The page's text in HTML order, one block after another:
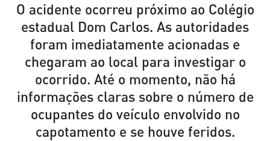
O acidente ocorreu próximo ao Colégio
estadual Dom Carlos. As autoridades
foram imediatamente acionadas e
chegaram ao local para investigar o
ocorrido. Até o momento, não há
informações claras sobre o número de
ocupantes do veículo envolvido no
capotamento e se houve feridos.